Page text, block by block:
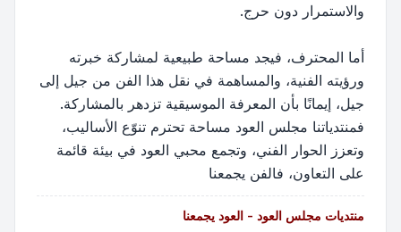
والاستمرار دون حرج.
أما المحترف، فيجد مساحة طبيعية لمشاركة خبرته
ورؤيته الفنية، والمساهمة في نقل هذا الفن من جيل إلى
جيل، إيمانًا بأن المعرفة الموسيقية تزدهر بالمشاركة.
فمنتدياتنا مجلس العود مساحة تحترم تنوّع الأساليب،
وتعزز الحوار الفني، وتجمع محبي العود في بيئة قائمة
على التعاون، فالفن يجمعنا
منتديات مجلس العود - العود يجمعنا